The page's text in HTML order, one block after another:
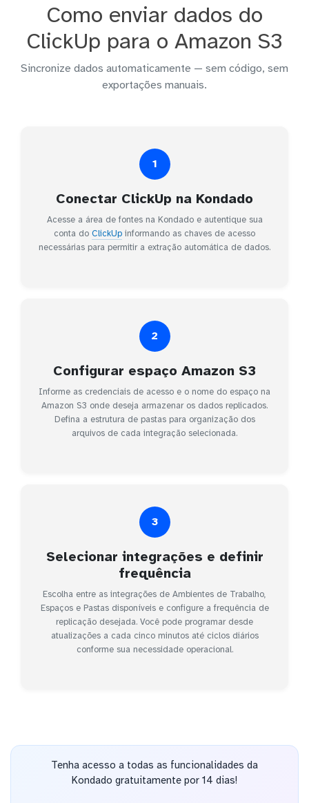
Como enviar dados do
ClickUp para o Amazon S3
Sincronize dados automaticamente — sem código, sem
exportações manuais.
1
Conectar ClickUp na Kondado
Acesse a área de fontes na Kondado e autentique sua
conta do ClickUp informando as chaves de acesso
necessárias para permitir a extração automática de dados.
2
Configurar espaço Amazon S3
Informe as credenciais de acesso e o nome do espaço na
Amazon S3 onde deseja armazenar os dados replicados.
Defina a estrutura de pastas para organização dos
arquivos de cada integração selecionada.
3
Selecionar integrações e definir
frequência
Escolha entre as integrações de Ambientes de Trabalho,
Espaços e Pastas disponíveis e configure a frequência de
replicação desejada. Você pode programar desde
atualizações a cada cinco minutos até ciclos diários
conforme sua necessidade operacional.
Tenha acesso a todas as funcionalidades da
Kondado gratuitamente por 14 dias!